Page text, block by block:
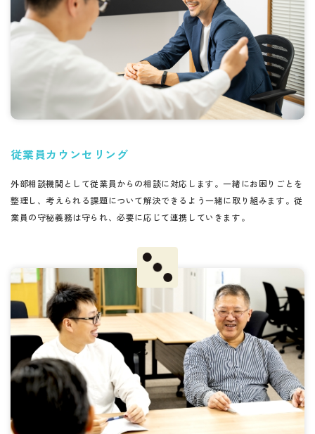
従業員カウンセリング
外部相談機関として従業員からの相談に対応します。一緒にお困りごとを
整理し、考えられる課題について解決できるよう一緒に取り組みます。従
業員の守秘義務は守られ、必要に応じて連携していきます。